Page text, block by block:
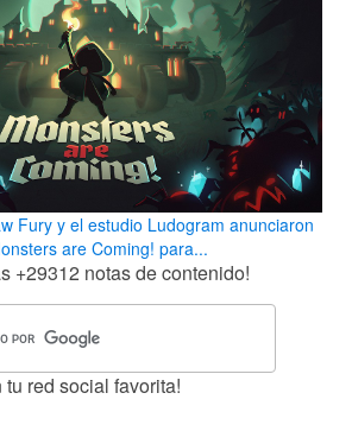
Fury y el estudio Ludogram anunciaron
are Coming! para...
+29312 notas de contenido!
tu red social favorita!